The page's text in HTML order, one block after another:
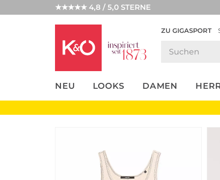
★★★★★ 4,8 / 5,0 STERNE
ZU GIGASPORT
NEU LOOKS DAMEN
UNSERE APP
CLICK &